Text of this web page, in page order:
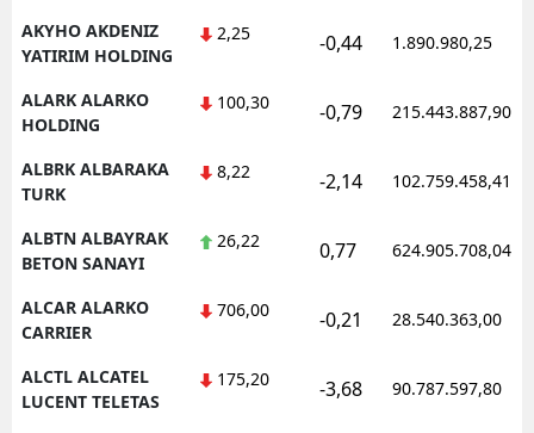
Uşak
Zonguldak
Aksaray
AKYHO AKDENIZ
YATIRIM HOLDING
2,25 -0,44 1.890.980,25
ALARK ALARKO
HOLDING
100,30 -0,79 215.443.887,90
ALBRK ALBARAKA
TURK
8,22 -2,14 102.759.458,41
ALBTN ALBAYRAK
BETON SANAYI
26,22 0,77 624.905.708,04
ALCAR ALARKO
CARRIER
706,00 -0,21 28.540.363,00
ALCTL ALCATEL
LUCENT TELETAS
175,20 -3,68 90.787.597,80